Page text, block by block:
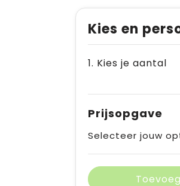
Kies en
1. Kies je aantal
Prijsopgave
Selecteer jouw